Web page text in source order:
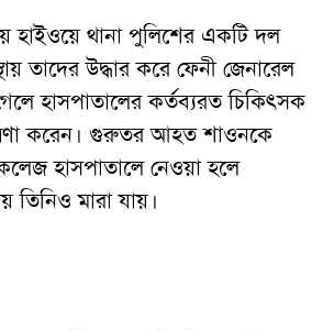
হাইওয়ে থানা পুলিশের একটি দল
তাদের উদ্ধার করে ফেনী জেনারেল
হাসপাতালের কর্তব্যরত চিকিৎসক
করেন। গুরুতর আহত শাওনকে
হাসপাতালে নেওয়া হলে
তিনিও মারা যায়।